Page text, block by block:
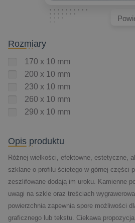
Rozmiary
170 x 10 mm
200 x 10 mm
230 x 10 mm
260 x 10 mm
290 x 10 mm
Opis produktu
Różnej wielkości, efektowne, estetyczne,
szklane o profilu ściętego w górnej części
zeszlifowane dodają im uroku. Kamienne
uwagi na szkle oraz treściach
powierzchnia zapewnia spore możliwości
graficznego lub tekstu. Ciekawa